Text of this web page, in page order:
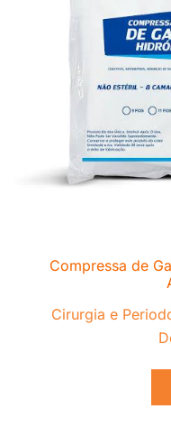
Compressa de
Cirurgia e